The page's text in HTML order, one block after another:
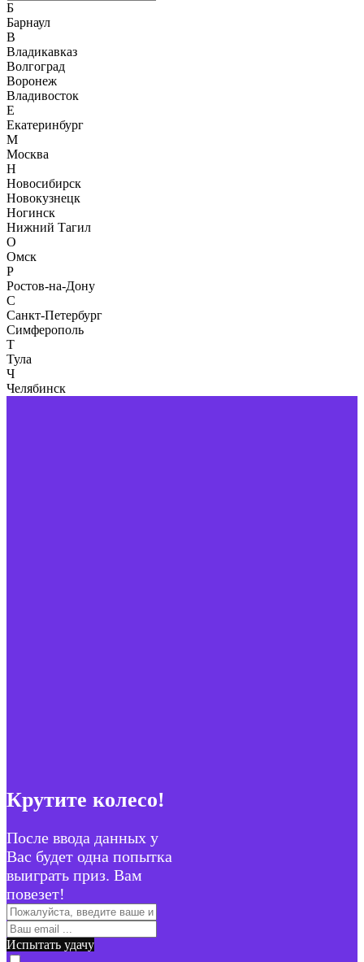
Б
Барнаул
В
Владикавказ
Волгоград
Воронеж
Владивосток
Е
Екатеринбург
М
Москва
Н
Новосибирск
Новокузнецк
Ногинск
Нижний Тагил
О
Омск
Р
Ростов-на-Дону
С
Санкт-Петербург
Симферополь
Т
Тула
Ч
Челябинск
Крутите колесо!
После ввода данных у
Вас будет одна попытка
выиграть приз. Вам
повезет!
Испытать удачу